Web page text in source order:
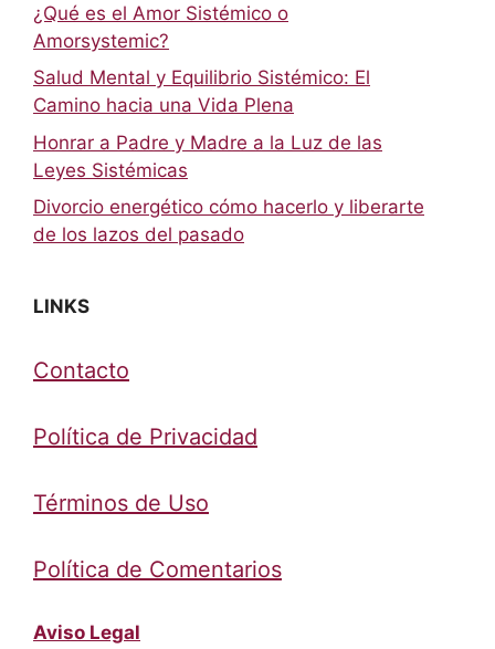
¿Qué es el Amor Sistémico o
Amorsystemic?
Salud Mental y Equilibrio Sistémico: El
Camino hacia una Vida Plena
Honrar a Padre y Madre a la Luz de las
Leyes Sistémicas
Divorcio energético cómo hacerlo y liberarte
de los lazos del pasado
LINKS
Contacto
Política de Privacidad
Términos de Uso
Política de Comentarios
Aviso Legal